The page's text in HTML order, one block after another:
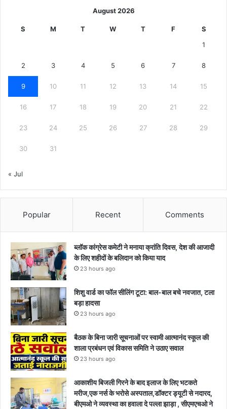
August 2026
S M T W T F
S
1
2 3 4 5 6 7 8
9 10 11 12 13 14 15
16 17 18 19 20 21 22
23 24 25 26 27 28 29
30 31
« Jul
Popular Recent Comments
ब्लॉक कांग्रेस कमेटी ने मनाया क्रांति दिवस, देश की आजादी
के लिए शहीदों के बलिदान को किया याद
23 hours ago
शिशु वार्ड का फॉल सीलिंग टूटा: बाल-बाल बचे नवजात, टला
बड़ा हादसा
23 hours ago
बैठक के बिना जारी सूचनाओं पर स्वामी आत्मानंद स्कूल की
शाला प्रबंधन एवं विकास समिति ने उठाए सवाल
23 hours ago
आकाशीय बिजली गिरने के बाद इलाज के लिए भटकते
मरीज,एक नर्स के भरोसे अस्पताल,डॉक्टर ड्यूटी से नदारद,
बीएमओ ने व्यवस्था का हवाला दे पल्ला झाड़ा , सीएमएचओ ने